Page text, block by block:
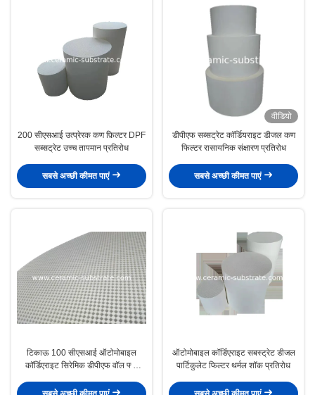
200 सीएसआई उत्प्रेरक कण फ़िल्टर DPF
सब्सट्रेट उच्च तापमान प्रतिरोध
सबसे अच्छी कीमत पाएं
वीडियो
डीपीएफ सब्सट्रेट कॉर्डियराइट डीजल कण
फिल्टर रासायनिक संक्षारण प्रतिरोध
सबसे अच्छी कीमत पाएं
टिकाऊ 100 सीएसआई ऑटोमोबाइल
कॉर्डिएराइट सिरेमिक डीपीएफ वॉल फ्लो
ऑटोमोबाइल कॉर्डिएराइट सबस्ट्रेट डीजल
पार्टिकुलेट फिल्टर थर्मल शॉक प्रतिरोध